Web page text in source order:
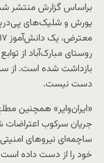
براساس گزارش منتشر شده
یورش و شلیک‌های
روستای مبارک‌آباد از
بازداشت شده است. از
دست نیست.
جریان سرکوب
ساچمه‌ای نیروهای
خود را از دست داده